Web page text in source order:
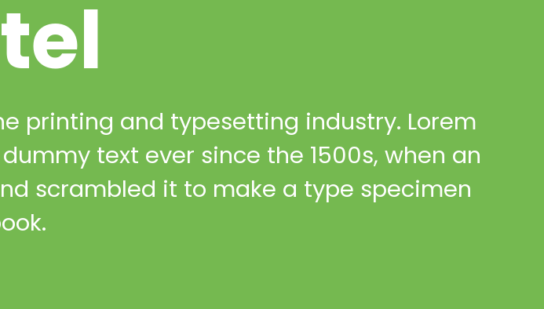
printing and typesetting industry. Lorem
text ever since the 1500s, when an
scrambled it to make a type specimen